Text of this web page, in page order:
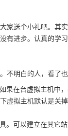
送个小礼吧。其实
有进步。认真的学
明白的人，看了也
在台虚拟主机中，
虚拟主机默认是关
。可以建立在其它